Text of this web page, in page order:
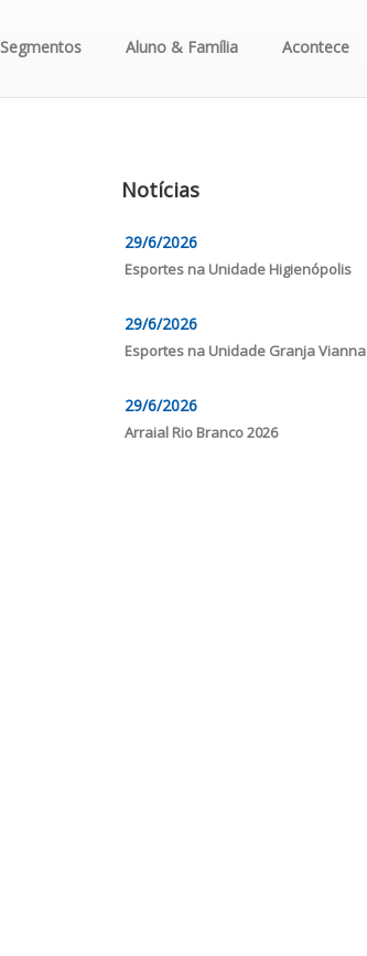
Segmentos Aluno & Família Acontece
Notícias
29/6/2026
Esportes na Unidade Higienópolis
29/6/2026
Esportes na Unidade Granja Vianna
29/6/2026
Arraial Rio Branco 2026